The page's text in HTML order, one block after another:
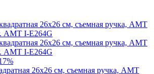
26х26 см, съемная ручка, AMT